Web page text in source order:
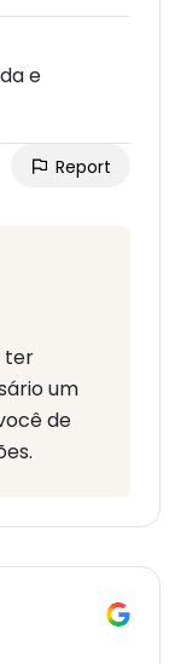
e
Report
ter
um
de